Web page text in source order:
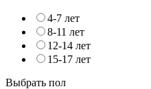
4-7 лет
8-11 лет
12-14 лет
15-17 лет
Выбрать пол